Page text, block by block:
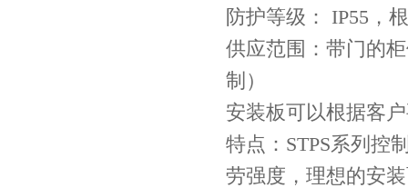
防护等级： IP55，
供应范围：带门的
制）
安装板可以根据客
特点：STPS系列控
劳强度，理想的安